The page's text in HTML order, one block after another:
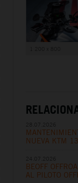
NUEVA KTM
BEOFF
AL PILOTO